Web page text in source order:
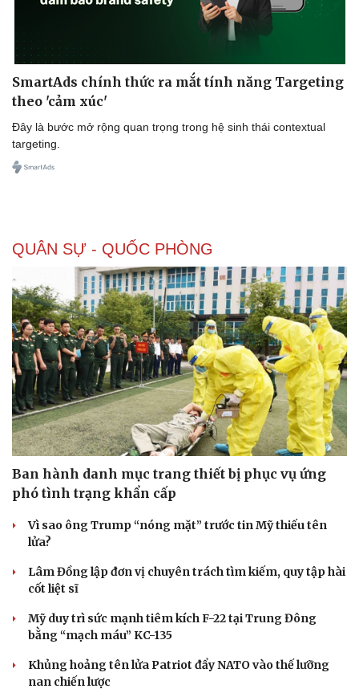
Sức khỏe
Cây thuốc
Sản phụ khoa
Nhà đẹp
Blog
SmartAds chính thức ra mắt tính năng Targeting
theo 'cảm xúc'
Đây là bước mở rộng quan trọng trong hệ sinh thái contextual
targeting.
QUÂN SỰ - QUỐC PHÒNG
Ban hành danh mục trang thiết bị phục vụ ứng
phó tình trạng khẩn cấp
Vì sao ông Trump “nóng mặt” trước tin Mỹ thiếu tên
lửa?
Lâm Đồng lập đơn vị chuyên trách tìm kiếm, quy tập hài
cốt liệt sĩ
Mỹ duy trì sức mạnh tiêm kích F-22 tại Trung Đông
bằng “mạch máu” KC-135
Khủng hoảng tên lửa Patriot đẩy NATO vào thế lưỡng
nan chiến lược